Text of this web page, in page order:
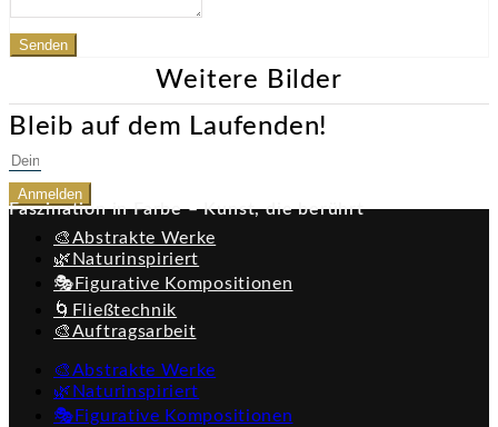
Senden
Weitere Bilder
Bleib auf dem Laufenden!
Anmelden
Faszination in Farbe – Kunst, die berührt
🎨Abstrakte Werke
🌿Naturinspiriert
🎭Figurative Kompositionen
🌀Fließtechnik
🎨Auftragsarbeit
🎨Abstrakte Werke
🌿Naturinspiriert
🎭Figurative Kompositionen